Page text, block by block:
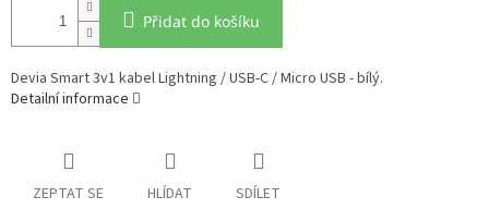
Přidat do košíku
Devia Smart 3v1 kabel Lightning / USB-C / Micro USB - bílý.
Detailní informace
ZEPTAT SE HLÍDAT SDÍLET